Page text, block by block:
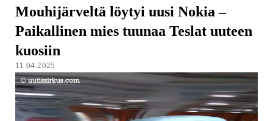
Mouhijärveltä löytyi uusi Nokia –
Paikallinen mies tuunaa Teslat uuteen
kuosiin
11.04.2025